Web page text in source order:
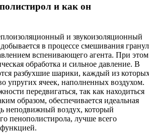
и как он
и звукоизоляционный
в процессе смешивания гранул
вспенивающего агента. При этом
обработка и сильное давление. В
разбухшие шарики, каждый из
упругих ячеек, наполненных воздухом.
передвигаться, так как находиться
образом, обеспечивается идеальная
неподвижный воздух, который
пенополистирола, лучше всего
функцией.